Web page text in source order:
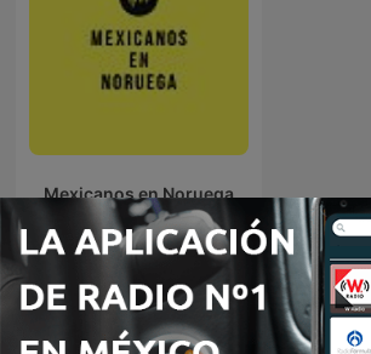
Mexicanos en Noruega
Más podcasts